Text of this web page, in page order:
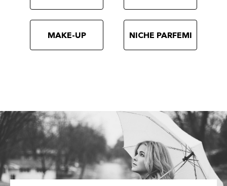
MAKE-UP NICHE PARFEMI